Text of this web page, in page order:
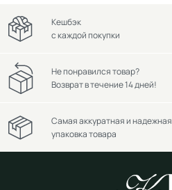
Кешбэк
с каждой покупки
Не понравился товар?
Возврат в течение 14 дней!
Самая аккуратная и надежная
упаковка товара